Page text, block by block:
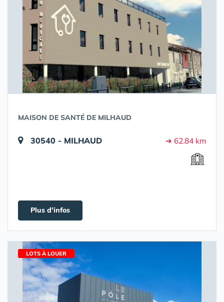
MAISON DE SANTÉ DE MILHAUD
30540 - MILHAUD ➔ 62.84 km
Plus d'infos
LOTS À LOUER